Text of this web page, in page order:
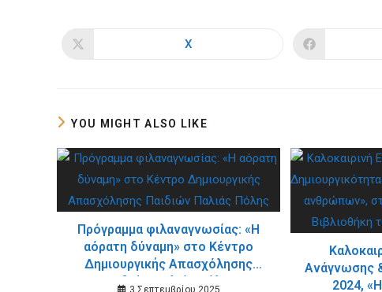
Opens
X
YOU MIGHT ALSO LIKE
Πρόγραμμα φιλαναγνωσίας: «Η
αόρατη δύναμη» στο Κέντρο
Δημιουργικής Απασχόλησης
Παιδιών Παλιάς Πόλης
3 Σεπτεμβρίου 2025
Ανάγνωσης
2024,